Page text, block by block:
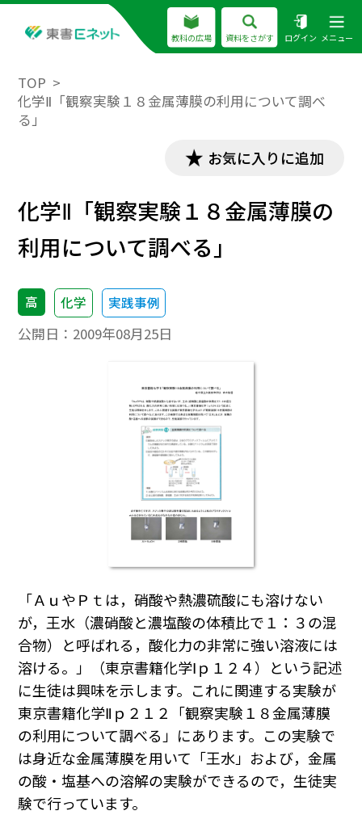
教科の広場 資料をさがす ログイン メニュー
TOP
化学Ⅱ「観察実験１８金属薄膜の利用について調べ
る」
お気に入りに追加
化学Ⅱ「観察実験１８金属薄膜の
利用について調べる」
高 化学 実践事例
公開日： 2009年08月25日
「ＡｕやＰｔは，硝酸や熱濃硫酸にも溶けない
が，王水（濃硝酸と濃塩酸の体積比で１：３の混
合物）と呼ばれる，酸化力の非常に強い溶液には
溶ける。」（東京書籍化学Ⅰｐ１２４）という記述
に生徒は興味を示します。これに関連する実験が
東京書籍化学Ⅱｐ２１２「観察実験１８金属薄膜
の利用について調べる」にあります。この実験で
は身近な金属薄膜を用いて「王水」および，金属
の酸・塩基への溶解の実験ができるので，生徒実
験で行っています。